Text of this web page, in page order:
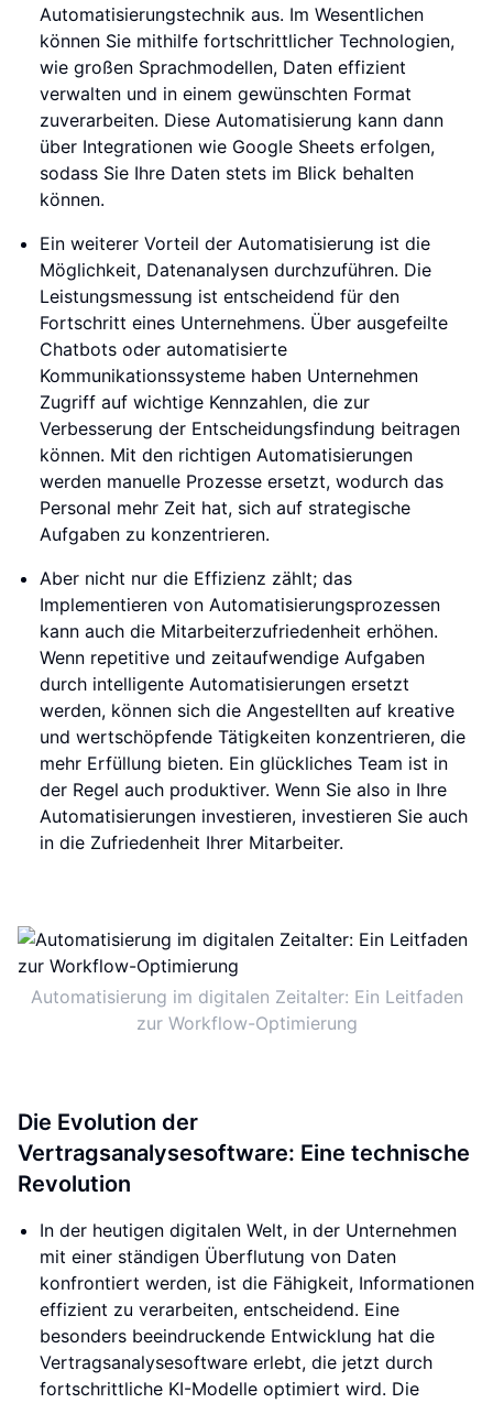
Automatisierungstechnik aus. Im Wesentlichen
können Sie mithilfe fortschrittlicher Technologien,
wie großen Sprachmodellen, Daten effizient
verwalten und in einem gewünschten Format
zuverarbeiten. Diese Automatisierung kann dann
über Integrationen wie Google Sheets erfolgen,
sodass Sie Ihre Daten stets im Blick behalten
können.
Ein weiterer Vorteil der Automatisierung ist die
Möglichkeit, Datenanalysen durchzuführen. Die
Leistungsmessung ist entscheidend für den
Fortschritt eines Unternehmens. Über ausgefeilte
Chatbots oder automatisierte
Kommunikationssysteme haben Unternehmen
Zugriff auf wichtige Kennzahlen, die zur
Verbesserung der Entscheidungsfindung beitragen
können. Mit den richtigen Automatisierungen
werden manuelle Prozesse ersetzt, wodurch das
Personal mehr Zeit hat, sich auf strategische
Aufgaben zu konzentrieren.
Aber nicht nur die Effizienz zählt; das
Implementieren von Automatisierungsprozessen
kann auch die Mitarbeiterzufriedenheit erhöhen.
Wenn repetitive und zeitaufwendige Aufgaben
durch intelligente Automatisierungen ersetzt
werden, können sich die Angestellten auf kreative
und wertschöpfende Tätigkeiten konzentrieren, die
mehr Erfüllung bieten. Ein glückliches Team ist in
der Regel auch produktiver. Wenn Sie also in Ihre
Automatisierungen investieren, investieren Sie auch
in die Zufriedenheit Ihrer Mitarbeiter.
Automatisierung im digitalen Zeitalter: Ein Leitfaden
zur Workflow-Optimierung
Die Evolution der
Vertragsanalysesoftware: Eine technische
Revolution
In der heutigen digitalen Welt, in der Unternehmen
mit einer ständigen Überflutung von Daten
konfrontiert werden, ist die Fähigkeit, Informationen
effizient zu verarbeiten, entscheidend. Eine
besonders beeindruckende Entwicklung hat die
Vertragsanalysesoftware erlebt, die jetzt durch
fortschrittliche KI-Modelle optimiert wird. Die